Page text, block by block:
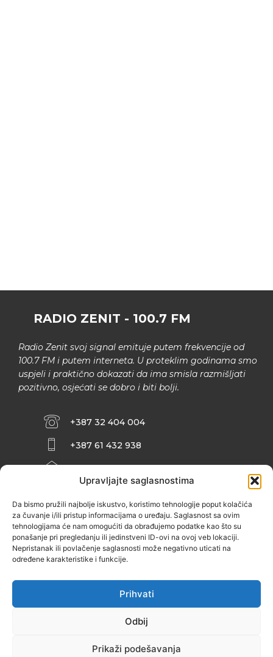
Upravljajte saglasnostima
Da bismo pružili najbolje iskustvo, koristimo tehnologije poput kolačića
za čuvanje i/ili pristup informacijama o uređaju. Saglasnost sa ovim
tehnologijama će nam omogućiti da obrađujemo podatke kao što su
ponašanje pri pregledanju ili jedinstveni ID-ovi na ovoj veb lokaciji.
Nepristanak ili povlačenje saglasnosti može negativno uticati na
određene karakteristike i funkcije.
Prihvati
Odbij
Prikaži podešavanja
RADIO ZENIT - 100.7 FM
Radio Zenit svoj signal emituje putem frekvencije od
100.7 FM i putem interneta. U proteklim godinama smo
uspjeli i praktično dokazati da ima smisla razmišljati
pozitivno, osjećati se dobro i biti bolji.
+387 32 404 004
+387 61 432 938
ZENIČANKA, 3. SPRAT), 72000 ZENICA